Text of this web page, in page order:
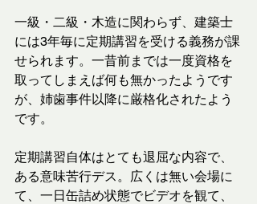
一級・二級・木造に関わらず、建築士
には3年毎に定期講習を受ける義務が課
せられます。一昔前までは一度資格を
取ってしまえば何も無かったようです
が、姉歯事件以降に厳格化されたよう
です。
定期講習自体はとても退屈な内容で、
ある意味苦行デス。広くは無い会場に
て、一日缶詰め状態でビデオを観て、